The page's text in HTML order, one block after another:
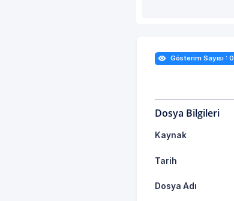
Gösterim Sayısı : 0
Dosya Bilgileri
Kaynak
Tarih
Dosya Adı